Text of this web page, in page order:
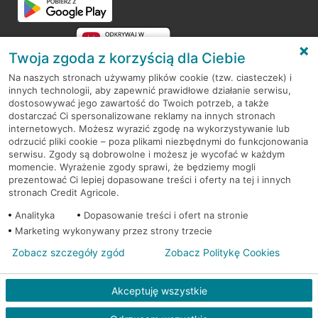
RODO
Regulamin serwisu
Mapa serwisu
PolitykaCookies
© 2026 Credit Agricole Bank Polska S.A. Wszelkie prawa zastrzeżone
Twoja zgoda z korzyścią dla Ciebie
Na naszych stronach używamy plików cookie (tzw. ciasteczek) i
innych technologii, aby zapewnić prawidłowe działanie serwisu,
dostosowywać jego zawartość do Twoich potrzeb, a także
dostarczać Ci spersonalizowane reklamy na innych stronach
internetowych. Możesz wyrazić zgodę na wykorzystywanie lub
odrzucić pliki cookie – poza plikami niezbędnymi do funkcjonowania
serwisu. Zgody są dobrowolne i możesz je wycofać w każdym
momencie. Wyrażenie zgody sprawi, że będziemy mogli
prezentować Ci lepiej dopasowane treści i oferty na tej i innych
stronach Credit Agricole.
Analityka
Dopasowanie treści i ofert na stronie
Marketing wykonywany przez strony trzecie
Akceptuję wszystkie
Zobacz szczegóły zgód Zobacz Politykę Cookies